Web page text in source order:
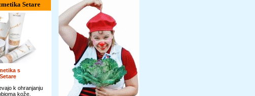
Setare
s
k ohranjanju
kože,